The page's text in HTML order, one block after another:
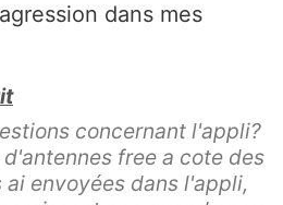
dans mes
concernant l'appli?
free a cote des
ai envoyées dans l'appli,